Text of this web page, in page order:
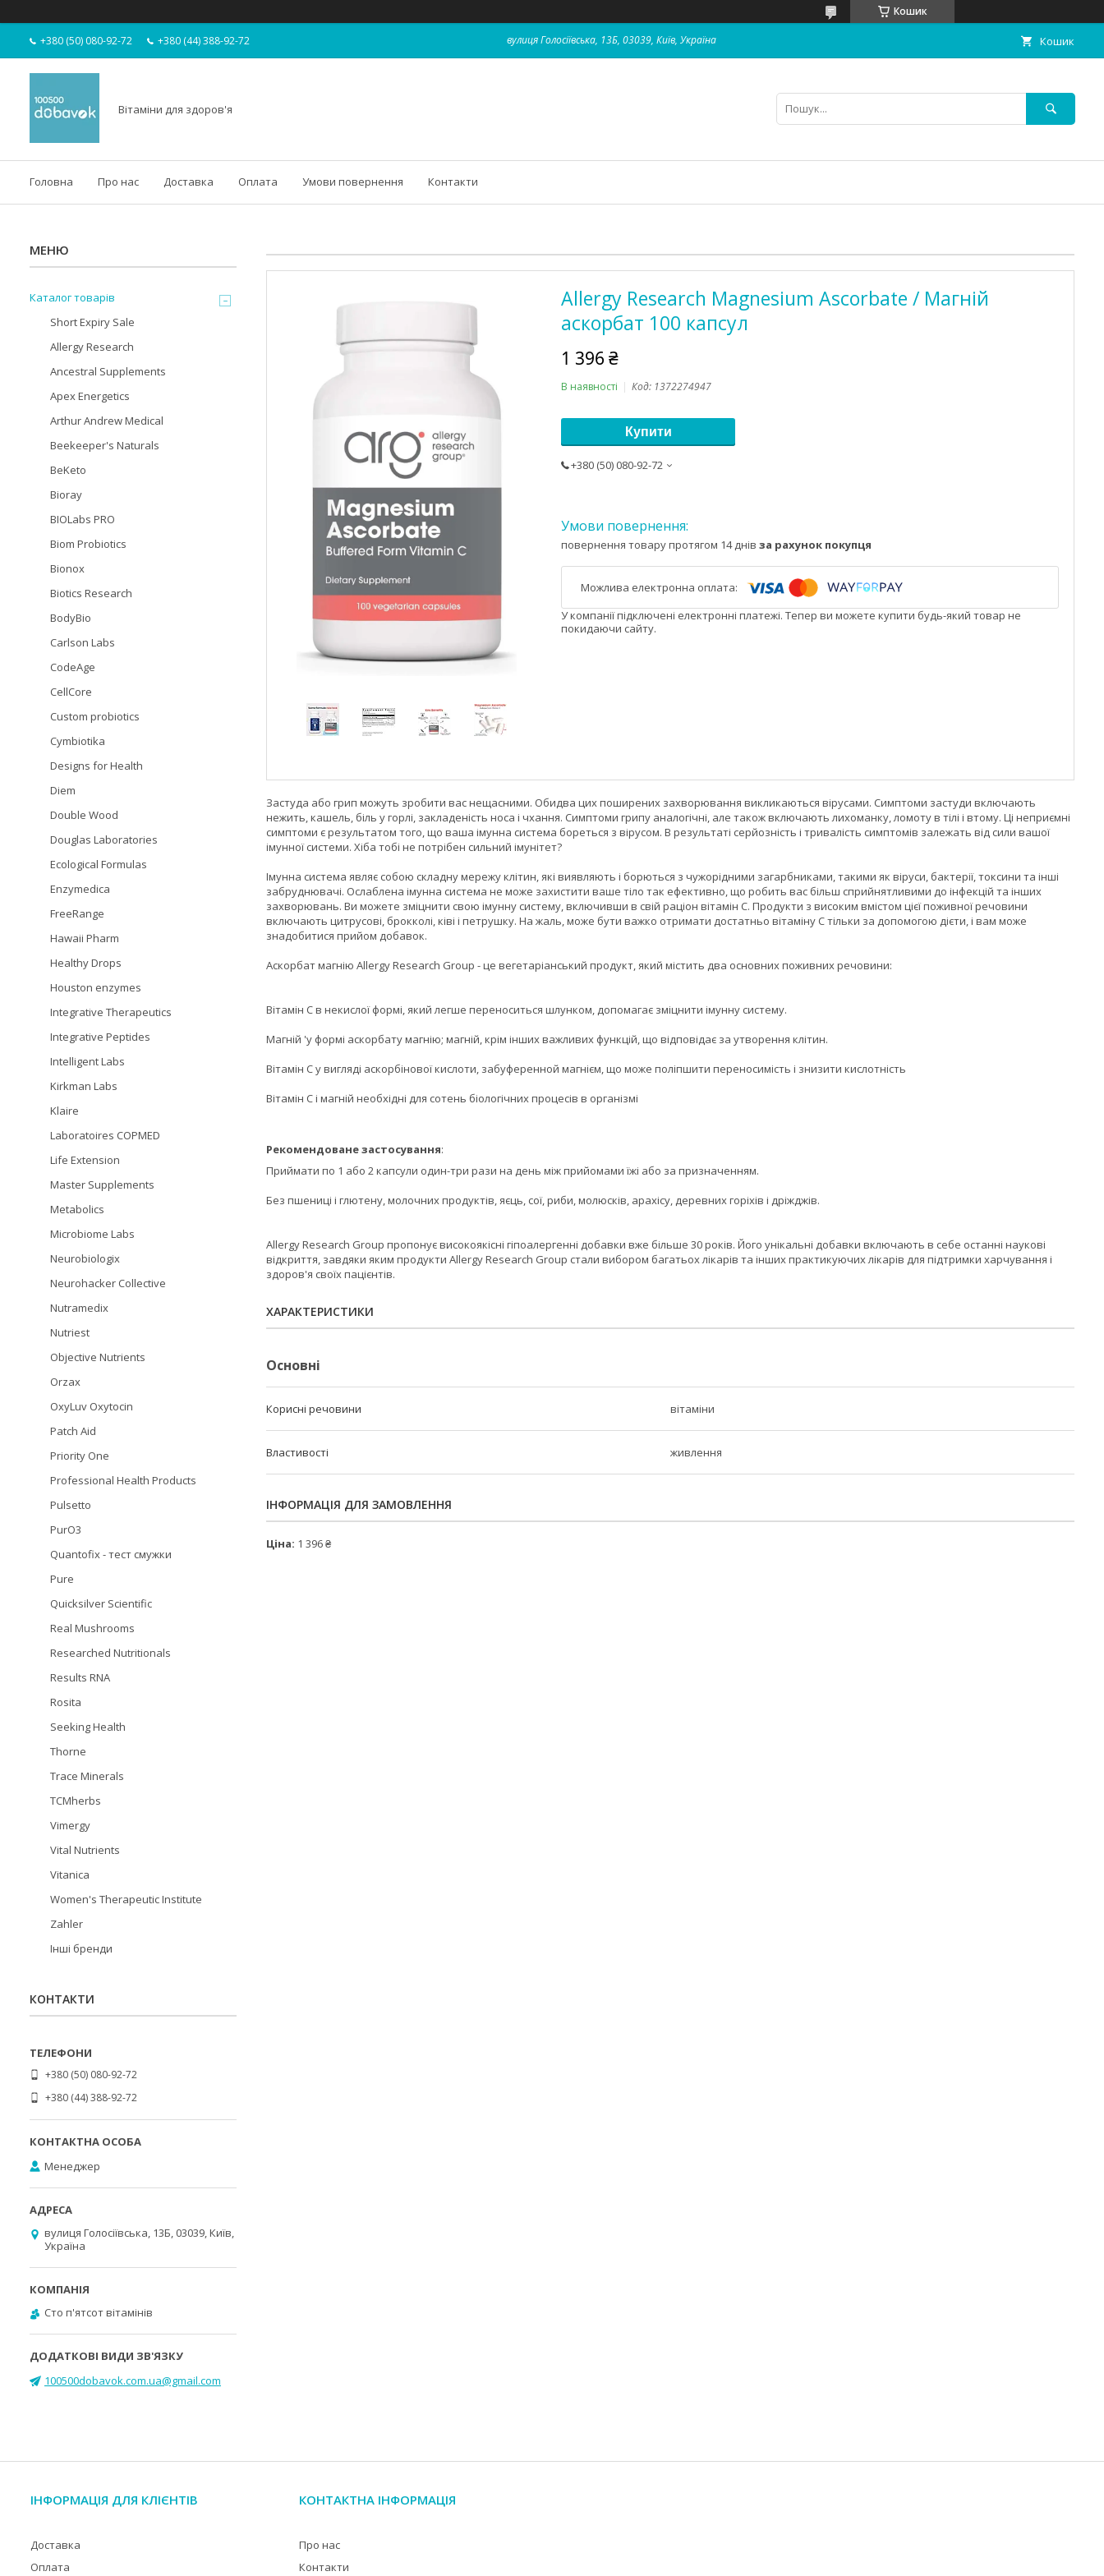
Кошик
+380 (50) 080-92-72 +380 (44) 388-92-72 вулиця Голосіївська, 13Б, 03039, Київ, Україна Кошик
Вітаміни для здоров'я
Головна Про нас Доставка Оплата Умови повернення Контакти
Allergy Research Magnesium Ascorbate / Магній
аскорбат 100 капсул
1 396 ₴
В наявності Код: 1372274947
Купити
+380 (50) 080-92-72
повернення товару протягом 14 днів за рахунок покупця
У компанії підключені електронні платежі. Тепер ви можете купити будь-який товар не
покидаючи сайту.
Застуда або грип можуть зробити вас нещасними. Обидва цих поширених захворювання викликаються вірусами. Симптоми застуди включають
нежить, кашель, біль у горлі, закладеність носа і чхання. Симптоми грипу аналогічні, але також включають лихоманку, ломоту в тілі і втому. Ці неприємні
симптоми є результатом того, що ваша імунна система бореться з вірусом. В результаті серйозність і тривалість симптомів залежать від сили вашої
імунної системи. Хіба тобі не потрібен сильний імунітет?
Імунна система являє собою складну мережу клітин, які виявляють і борються з чужорідними загарбниками, такими як віруси, бактерії, токсини та інші
забруднювачі. Ослаблена імунна система не може захистити ваше тіло так ефективно, що робить вас більш сприйнятливими до інфекцій та інших
захворювань. Ви можете зміцнити свою імунну систему, включивши в свій раціон вітамін С. Продукти з високим вмістом цієї поживної речовини
включають цитрусові, брокколі, ківі і петрушку. На жаль, може бути важко отримати достатньо вітаміну С тільки за допомогою дієти, і вам може
знадобитися прийом добавок.
Аскорбат магнію Allergy Research Group - це вегетаріанський продукт, який містить два основних поживних речовини:
Вітамін С в некислої формі, який легше переноситься шлунком, допомагає зміцнити імунну систему.
Магній 'у формі аскорбату магнію; магній, крім інших важливих функцій, що відповідає за утворення клітин.
Вітамін С у вигляді аскорбінової кислоти, забуференной магнієм, що може поліпшити переносимість і знизити кислотність
Вітамін С і магній необхідні для сотень біологічних процесів в організмі
Рекомендоване застосування:
Приймати по 1 або 2 капсули один-три рази на день між прийомами їжі або за призначенням.
Без пшениці і глютену, молочних продуктів, яєць, сої, риби, молюсків, арахісу, деревних горіхів і дріжджів.
Allergy Research Group пропонує високоякісні гіпоалергенні добавки вже більше 30 років. Його унікальні добавки включають в себе останні наукові
відкриття, завдяки яким продукти Allergy Research Group стали вибором багатьох лікарів та інших практикуючих лікарів для підтримки харчування і
здоров'я своїх пацієнтів.
ХАРАКТЕРИСТИКИ
Основні
Корисні речовини вітаміни
Властивості живлення
ІНФОРМАЦІЯ ДЛЯ ЗАМОВЛЕННЯ
Ціна: 1 396 ₴
Каталог товарів
Short Expiry Sale
Allergy Research
Ancestral Supplements
Apex Energetics
Arthur Andrew Medical
Beekeeper's Naturals
BeKeto
Bioray
BIOLabs PRO
Biom Probiotics
Bionox
Biotics Research
BodyBio
Carlson Labs
CodeAge
CellCore
Custom probiotics
Cymbiotika
Designs for Health
Diem
Double Wood
Douglas Laboratories
Ecological Formulas
Enzymedica
FreeRange
Hawaii Pharm
Healthy Drops
Houston enzymes
Integrative Therapeutics
Integrative Peptides
Intelligent Labs
Kirkman Labs
Klaire
Laboratoires COPMED
Life Extension
Master Supplements
Metabolics
Microbiome Labs
Neurobiologix
Neurohacker Collective
Nutramedix
Nutriest
Objective Nutrients
Orzax
OxyLuv Oxytocin
Patch Aid
Priority One
Professional Health Products
Pulsetto
PurO3
Quantofix - тест смужки
Pure
Quicksilver Scientific
Real Mushrooms
Researched Nutritionals
Results RNA
Rosita
Seeking Health
Thorne
Trace Minerals
TCMherbs
Vimergy
Vital Nutrients
Vitanica
Women's Therapeutic Institute
Zahler
Інші бренди
КОНТАКТИ
+380 (50) 080-92-72
+380 (44) 388-92-72
Менеджер
вулиця Голосіївська, 13Б, 03039, Київ,
Україна
Cто п'ятсот вітамінів
100500dobavok.com.ua@gmail.com
ІНФОРМАЦІЯ ДЛЯ КЛІЄНТІВ
Доставка
Оплата
КОНТАКТНА ІНФОРМАЦІЯ
Про нас
Контакти